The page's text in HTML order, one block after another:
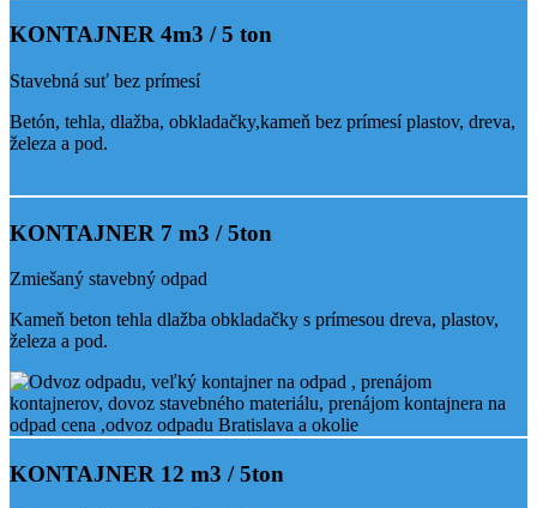
KONTAJNER 4m3 / 5 ton
Stavebná suť bez prímesí
Betón, tehla, dlažba, obkladačky,kameň bez prímesí plastov, dreva,
železa a pod.
KONTAJNER 7 m3 / 5ton
Zmiešaný stavebný odpad
Kameň beton tehla dlažba obkladačky s prímesou dreva, plastov,
železa a pod.
KONTAJNER 12 m3 / 5ton